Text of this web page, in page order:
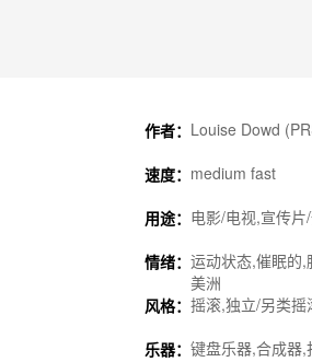
作者： Louise Dowd
速度： medium fast
用途： 电影/电视,宣传
情绪： 运动状态,催眠的
美洲
风格： 摇滚,独立/另类
乐器： 键盘乐器,合成器